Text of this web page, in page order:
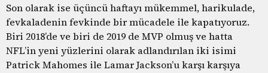
Son olarak ise üçüncü haftayı mükemmel, harikulade,
fevkaladenin fevkinde bir mücadele ile kapatıyoruz.
Biri 2018’de ve biri de 2019 de MVP olmuş ve hatta
NFL’in yeni yüzlerini olarak adlandırılan iki isimi
Patrick Mahomes ile Lamar Jackson’u karşı karşıya